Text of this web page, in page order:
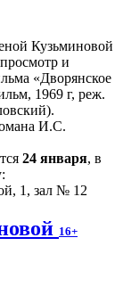
Кузьминовой
и
«Дворянское
1969 г, реж.
И.С.
24 января, в
1, зал № 12
16+